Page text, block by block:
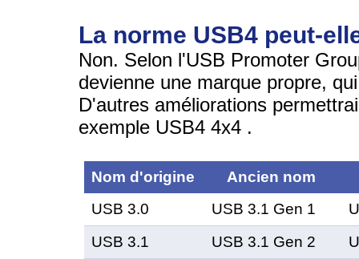
La norme USB4 peut-
Non. Selon l'USB Promoter
devienne une marque propre,
D'autres améliorations
exemple USB4 4x4 .
Nom d'origine
Ancien nom
USB 3.0
USB 3.1 Gen 1
USB 3.1
USB 3.1 Gen 2